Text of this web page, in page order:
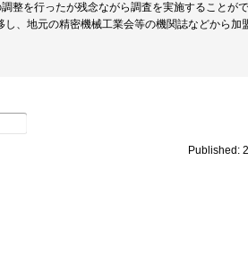
整を行ったが残念ながら調査を実施することが
、地元の精密機械工業会等の機関誌などから加
Published: